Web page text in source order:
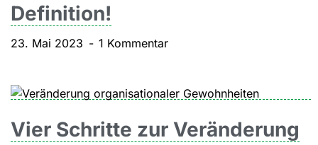
Definition!
23. Mai 2023 1 Kommentar
Vier Schritte zur Veränderung